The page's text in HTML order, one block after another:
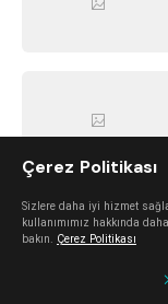
Çerez Politikası
Sizlere daha iyi hizmet
kullanımımız hakkında
bakın. Çerez Politikası